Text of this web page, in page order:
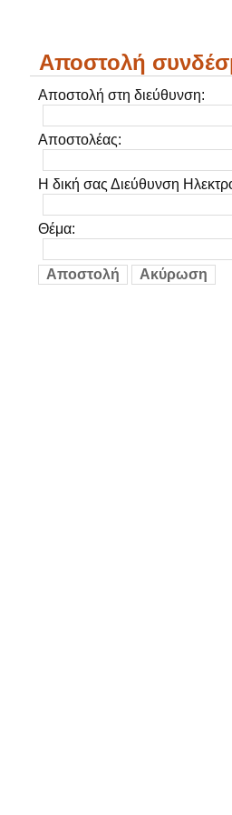
Αποστολή
Αποστολή στη διεύθυνση:
Αποστολέας:
Η δική σας Διεύθυνση
Θέμα:
Αποστολή Aκύρωση